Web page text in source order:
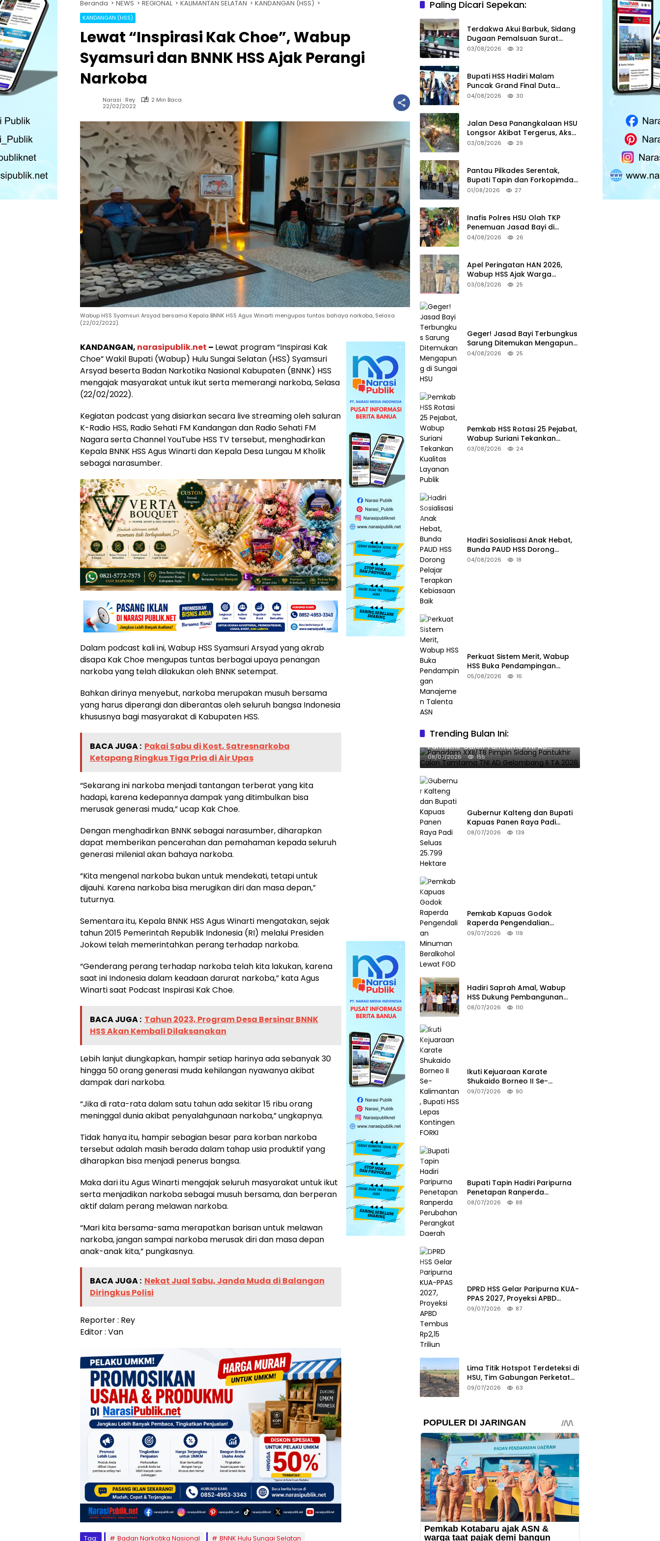
Beranda NEWS REGIONAL KALIMANTAN SELATAN KANDANGAN (HSS)
KANDANGAN (HSS)
Lewat “Inspirasi Kak Choe”, Wabup
Syamsuri dan BNNK HSS Ajak Perangi
Narkoba
Narasi : Rey
2 Min Baca
22/02/2022
Wabup HSS Syamsuri Arsyad bersama Kepala BNNK HSS Agus Winarti mengupas tuntas bahaya narkoba, Selasa
(22/02/2022).
KANDANGAN, narasipublik.net – Lewat program “Inspirasi Kak
Choe” Wakil Bupati (Wabup) Hulu Sungai Selatan (HSS) Syamsuri
Arsyad beserta Badan Narkotika Nasional Kabupaten (BNNK) HSS
mengajak masyarakat untuk ikut serta memerangi narkoba, Selasa
(22/02/2022).
Kegiatan podcast yang disiarkan secara live streaming oleh saluran
K-Radio HSS, Radio Sehati FM Kandangan dan Radio Sehati FM
Nagara serta Channel YouTube HSS TV tersebut, menghadirkan
Kepala BNNK HSS Agus Winarti dan Kepala Desa Lungau M Kholik
sebagai narasumber.
Dalam podcast kali ini, Wabup HSS Syamsuri Arsyad yang akrab
disapa Kak Choe mengupas tuntas berbagai upaya penangan
narkoba yang telah dilakukan oleh BNNK setempat.
Bahkan dirinya menyebut, narkoba merupakan musuh bersama
yang harus diperangi dan diberantas oleh seluruh bangsa Indonesia
khususnya bagi masyarakat di Kabupaten HSS.
BACA JUGA : Pakai Sabu di Kost, Satresnarkoba
Ketapang Ringkus Tiga Pria di Air Upas
“Sekarang ini narkoba menjadi tantangan terberat yang kita
hadapi, karena kedepannya dampak yang ditimbulkan bisa
merusak generasi muda,” ucap Kak Choe.
Dengan menghadirkan BNNK sebagai narasumber, diharapkan
dapat memberikan pencerahan dan pemahaman kepada seluruh
generasi milenial akan bahaya narkoba.
“Kita mengenal narkoba bukan untuk mendekati, tetapi untuk
dijauhi. Karena narkoba bisa merugikan diri dan masa depan,”
tuturnya.
Sementara itu, Kepala BNNK HSS Agus Winarti mengatakan, sejak
tahun 2015 Pemerintah Republik Indonesia (RI) melalui Presiden
Jokowi telah memerintahkan perang terhadap narkoba.
“Genderang perang terhadap narkoba telah kita lakukan, karena
saat ini Indonesia dalam keadaan darurat narkoba,” kata Agus
Winarti saat Podcast Inspirasi Kak Choe.
BACA JUGA : Tahun 2023, Program Desa Bersinar BNNK
HSS Akan Kembali Dilaksanakan
Lebih lanjut diungkapkan, hampir setiap harinya ada sebanyak 30
hingga 50 orang generasi muda kehilangan nyawanya akibat
dampak dari narkoba.
“Jika di rata-rata dalam satu tahun ada sekitar 15 ribu orang
meninggal dunia akibat penyalahgunaan narkoba,” ungkapnya.
Tidak hanya itu, hampir sebagian besar para korban narkoba
tersebut adalah masih berada dalam tahap usia produktif yang
diharapkan bisa menjadi penerus bangsa.
Maka dari itu Agus Winarti mengajak seluruh masyarakat untuk ikut
serta menjadikan narkoba sebagai musuh bersama, dan berperan
aktif dalam perang melawan narkoba.
“Mari kita bersama-sama merapatkan barisan untuk melawan
narkoba, jangan sampai narkoba merusak diri dan masa depan
anak-anak kita,” pungkasnya.
BACA JUGA : Nekat Jual Sabu, Janda Muda di Balangan
Diringkus Polisi
Reporter : Rey
Editor : Van
Tag: Badan Narkotika Nasional BNNK Hulu Sungai Selatan
Paling Dicari Sepekan:
Terdakwa Akui Barbuk, Sidang
Dugaan Pemalsuan Surat
Tanah di HSS Akan Berlanjut
03/08/2026 32
Bupati HSS Hadiri Malam
Puncak Grand Final Duta
Pariwisata 2026
04/08/2026 30
Jalan Desa Panangkalaan HSU
Longsor Akibat Tergerus, Akses
Warga Putus
03/08/2026 29
Pantau Pilkades Serentak,
Bupati Tapin dan Forkopimda
Turun ke TPS
01/08/2026 27
Inafis Polres HSU Olah TKP
Penemuan Jasad Bayi di
Sungai Desa Keramat
04/08/2026 26
Apel Peringatan HAN 2026,
Wabup HSS Ajak Warga
Wujudkan Lingkungan Ramah
03/08/2026 25
Geger! Jasad Bayi Terbungkus
Sarung Ditemukan Mengapung
di Sungai HSU
04/08/2026 25
Pemkab HSS Rotasi 25 Pejabat,
Wabup Suriani Tekankan
Kualitas Layanan Publik
03/08/2026 24
Hadiri Sosialisasi Anak Hebat,
Bunda PAUD HSS Dorong
Pelajar Terapkan Kebiasaan
04/08/2026 18
Perkuat Sistem Merit, Wabup
HSS Buka Pendampingan
Manajemen Talenta ASN
05/08/2026 16
Trending Bulan Ini:
Pangdam XXII/TB Pimpin Sidang
Pantukhir Calon Tamtama TNI AD
Gelombang II TA 2026
08/07/2026 155
Gubernur Kalteng dan Bupati
Kapuas Panen Raya Padi
Seluas 25.799 Hektare
08/07/2026 139
Pemkab Kapuas Godok
Raperda Pengendalian
Minuman Beralkohol Lewat FGD
09/07/2026 119
Hadiri Saprah Amal, Wabup
HSS Dukung Pembangunan
Langgar Dusun Jalai
08/07/2026 110
Ikuti Kejuaraan Karate
Shukaido Borneo II Se-
Kalimantan, Bupati HSS Lepas
09/07/2026 90
Bupati Tapin Hadiri Paripurna
Penetapan Ranperda
Perubahan Perangkat Daerah
08/07/2026 88
DPRD HSS Gelar Paripurna KUA-
PPAS 2027, Proyeksi APBD
Tembus Rp2,15 Triliun
09/07/2026 87
Lima Titik Hotspot Terdeteksi di
HSU, Tim Gabungan Perketat
Potensi Karhutla
09/07/2026 63